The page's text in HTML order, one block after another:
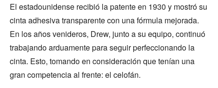
El estadounidense recibió la patente en 1930 y mostró su
cinta adhesiva transparente con una fórmula mejorada.
En los años venideros, Drew, junto a su equipo, continuó
trabajando arduamente para seguir perfeccionando la
cinta. Esto, tomando en consideración que tenían una
gran competencia al frente: el celofán.